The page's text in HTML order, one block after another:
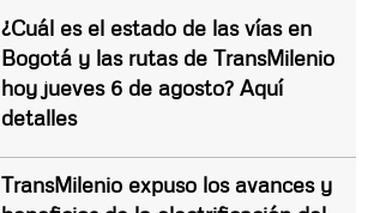
¿Cuál es el estado de las vías en
Bogotá y las rutas de TransMilenio
hoy jueves 6 de agosto? Aquí
detalles
TransMilenio expuso los avances y